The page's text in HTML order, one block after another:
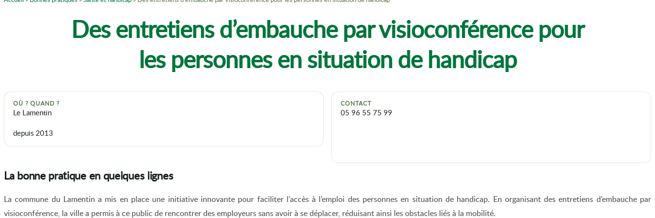
Des entretiens d’embauche par visioconférence pour
les personnes en situation de handicap
OÙ ? QUAND ?
Le Lamentin
depuis 2013
CONTACT
05 96 55 75 99
La bonne pratique en quelques lignes
La commune du Lamentin a mis en place une initiative innovante pour faciliter l’accès à l’emploi des personnes en situation de handicap. En organisant des entretiens d’embauche par
visioconférence, la ville a permis à ce public de rencontrer des employeurs sans avoir à se déplacer, réduisant ainsi les obstacles liés à la mobilité.